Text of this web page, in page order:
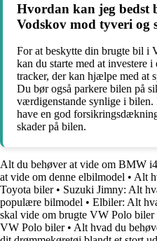
Hvordan kan jeg bedst
Vodskov mod tyveri og
For at beskytte din brugte bil i
kan du starte med at investere
tracker, der kan hjælpe med at
Du bør også parkere bilen på
værdigenstande synlige i bilen.
have en god
skader på bilen.
Alt du behøver at vide om BMW i4
at vide om denne elbilmodel • Alt
Toyota biler• Suzuki Jimny: Alt
populære bilmodel • Elbiler: Alt
skal vide om brugte VW Polo biler
VW Polo biler• Alt hvad du